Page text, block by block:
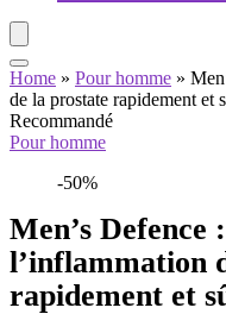
Home » Pour homme »
de la prostate rapidement et
Recommandé
Pour homme
-50%
Men’s Defence
l’inflammation
rapidement et